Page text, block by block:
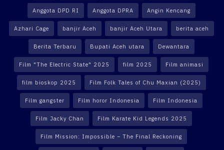
Anggota DPD RI Anggota DPRA Angin Kencang
Azhari Cage banjir Aceh banjir Aceh Utara berita aceh
Berita Terbaru Bupati Aceh utara Dewantara
Film "The Electric State" 2025 film 2025 Film animasi
film bioskop 2025 Film Folk Tales of Chu Maxian (2025)
Film gangster Film horor Indonesia Film Indonesia
Film Jacky Chan Film Karate Kid Legends 2025
Film Mission: Impossible – The Final Reckoning